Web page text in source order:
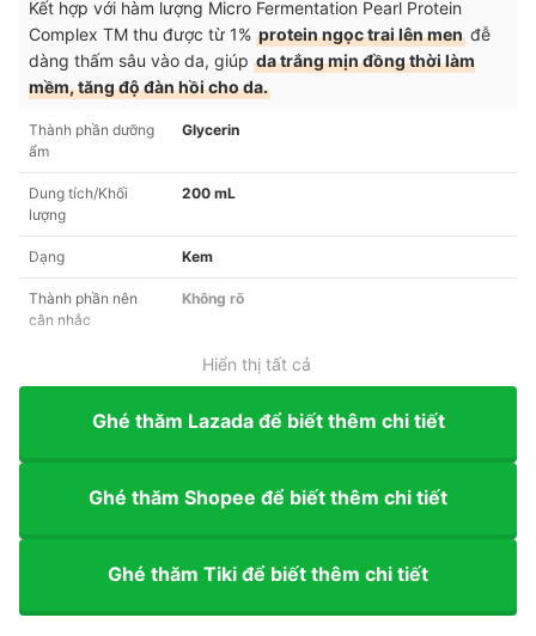
Kết hợp với hàm lượng Micro Fermentation Pearl Protein
Complex TM thu được từ 1% protein ngọc trai lên men đễ
dàng thấm sâu vào da, giúp da trắng mịn đồng thời làm
mềm, tăng độ đàn hồi cho da.
Thành phần dưỡng
ẩm
Glycerin
Dung tích/Khối
lượng
200 mL
Dạng Kem
Thành phần nên
cân nhắc
Không rõ
Hiển thị tất cả
Ghé thăm Lazada để biết thêm chi tiết
Ghé thăm Shopee để biết thêm chi tiết
Ghé thăm Tiki để biết thêm chi tiết